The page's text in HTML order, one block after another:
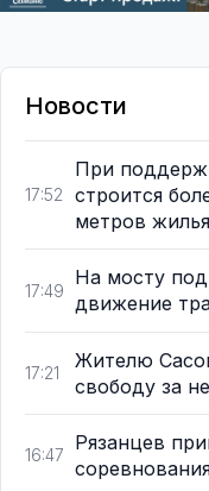
Новости
17:52
При
строится
метров жилья
17:49
На мосту
движение
17:21
Жителю
свободу за
16:47
Рязанцев